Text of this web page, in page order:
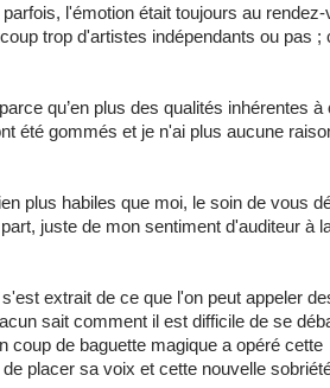
l'émotion était toujours au
trop d'artistes indépendants ou pas ;
qu’en plus des qualités inhérentes à
été gommés et je n'ai plus aucune
plus habiles que moi, le soin de vous
juste de mon sentiment d'auditeur à
extrait de ce que l'on peut appeler
sait comment il est difficile de se
coup de baguette magique a opéré cette
placer sa voix et cette nouvelle